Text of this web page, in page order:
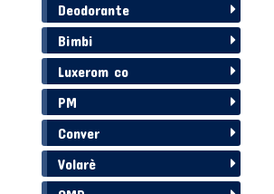
Deodorante
Bimbi
Luxerom co
PM
Conver
Volarè